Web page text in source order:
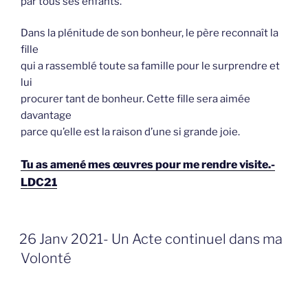
Dans la plénitude de son bonheur, le père reconnaît la
fille
qui a rassemblé toute sa famille pour le surprendre et
lui
procurer tant de bonheur. Cette fille sera aimée
davantage
parce qu’elle est la raison d’une si grande joie.
Tu as amené mes œuvres pour me rendre visite.-
LDC21
GEPLAATST
OP
26 Janv 2021- Un Acte continuel dans ma
Volonté